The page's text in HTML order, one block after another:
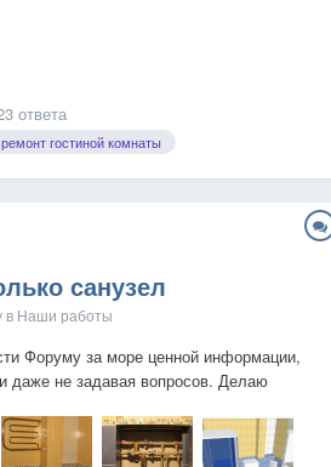
ответа
ремонт гостиной комнаты
санузел
в Наши работы
Форуму за море ценной информации,
даже не задавая вопросов. Делаю
фото "плацдарма" для будущего санузла
Далее проект, который я ....